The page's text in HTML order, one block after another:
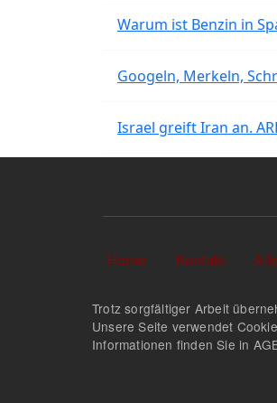
Warum ist Benzin in
Googeln, Merkeln,
Israel greift Iran an.
Sekundärlinks
Home Kontakt
Trotz sorgfältiger Arbeit
Unsere Seite verwendet
Informationen finden Sie in